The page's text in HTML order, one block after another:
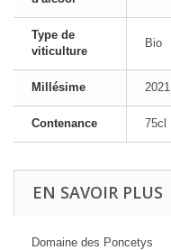
Type de
viticulture
Bio
Millésime 2021
Contenance 75cl
EN SAVOIR PLUS
Domaine des Poncetys